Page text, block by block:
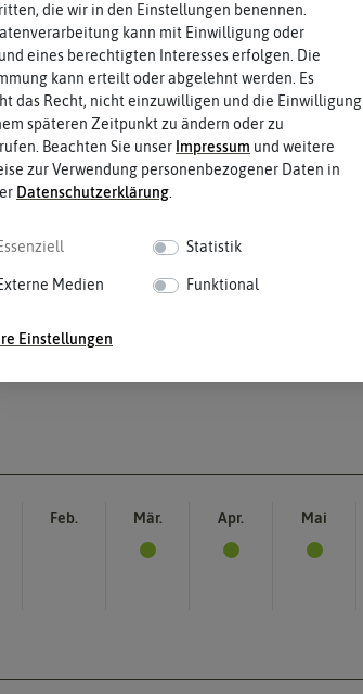
fahren
Feb. Mär. Apr. Mai
die wir in den Einstellungen benennen.
kann mit Einwilligung oder
eines berechtigten Interesses erfolgen. Die
kann erteilt oder abgelehnt werden. Es
das Recht, nicht einzuwilligen und die Einwilligung
späteren Zeitpunkt zu ändern oder zu
Beachten Sie unser Impressum und weitere
zur Verwendung personenbezogener Daten in
Daten­schutz­erklärung
Statistik
Medien Funktional
Einstellungen